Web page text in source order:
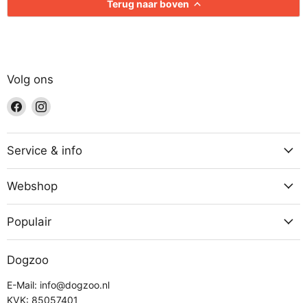
Terug naar boven
Volg ons
Vind
ons
op
Facebook
Vind
op
Instagram
Service & info
Webshop
Populair
Dogzoo
E-Mail: info@dogzoo.nl
KVK: 85057401